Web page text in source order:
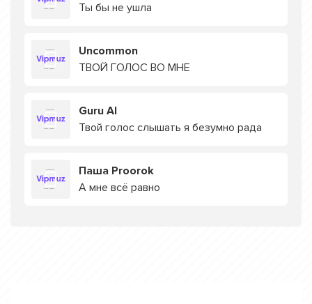
Ты бы не ушла
Uncommon
ТВОЙ ГОЛОС ВО МНЕ
Guru AI
Твой голос слышать я безумно рада
Паша Proorok
А мне всё равно